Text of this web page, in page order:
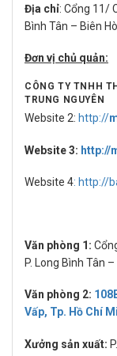
Địa chỉ: Cổng 11/
Bình Tân – Biên
Đơn vị chủ quản:
CÔNG TY TNHH
TRUNG NGUYÊN
Website 2: http://
Website 3: http://
Website 4: http://
Văn phòng 1:
P. Long Bình Tân
Văn phòng 2:
Vấp, Tp. Hồ Chí
Xưởng sản xuất: